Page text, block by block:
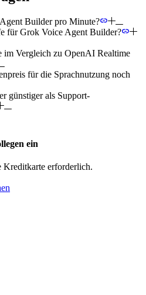
Builder pro Minute?
für Grok Voice Agent Builder?
im Vergleich zu OpenAI Realtime
für die Sprachnutzung noch
günstiger als Support-
ein
erforderlich.